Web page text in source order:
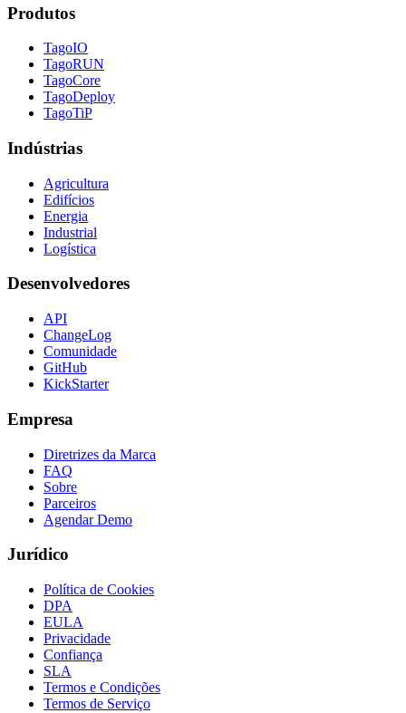
Produtos
TagoIO
TagoRUN
TagoCore
TagoDeploy
TagoTiP
Indústrias
Agricultura
Edifícios
Energia
Industrial
Logística
Desenvolvedores
API
ChangeLog
Comunidade
GitHub
KickStarter
Empresa
Diretrizes da Marca
FAQ
Sobre
Parceiros
Agendar Demo
Jurídico
Política de Cookies
DPA
EULA
Privacidade
Confiança
SLA
Termos e Condições
Termos de Serviço